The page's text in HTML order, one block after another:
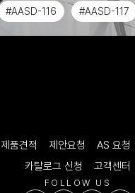
#AASD-116
#AASD-117
제품견적 제안요청 AS 요청
카탈로그 신청
고객센터
FOLLOW US